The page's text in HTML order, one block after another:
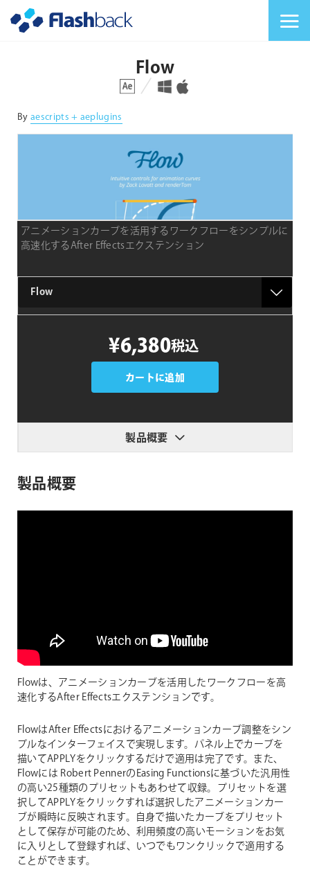
Flow
対応プラットフォーム 対応OS
By aescripts + aeplugins
アニメーションカーブを活用するワークフローをシンプルに
高速化するAfter Effectsエクステンション
type
¥6,380税込
カートに追加
製品概要
製品概要
Flowは、アニメーションカーブを活用したワークフローを高
速化するAfter Effectsエクステンションです。
FlowはAfter Effectsにおけるアニメーションカーブ調整をシン
プルなインターフェイスで実現します。パネル上でカーブを
描いてAPPLYをクリックするだけで適用は完了です。また、
Flowには Robert PennerのEasing Functionsに基づいた汎用性
の高い25種類のプリセットもあわせて収録。プリセットを選
択してAPPLYをクリックすれば選択したアニメーションカー
ブが瞬時に反映されます。自身で描いたカーブをプリセット
として保存が可能のため、利用頻度の高いモーションをお気
に入りとして登録すれば、いつでもワンクリックで適用する
ことができます。